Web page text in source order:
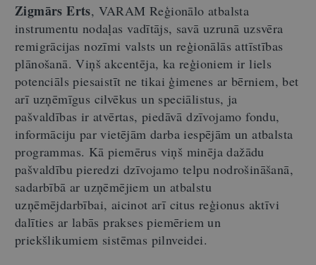
Zigmārs Erts, VARAM Reģionālo atbalsta
instrumentu nodaļas vadītājs, savā uzrunā uzsvēra
remigrācijas nozīmi valsts un reģionālās attīstības
plānošanā. Viņš akcentēja, ka reģioniem ir liels
potenciāls piesaistīt ne tikai ģimenes ar bērniem, bet
arī uzņēmīgus cilvēkus un speciālistus, ja
pašvaldības ir atvērtas, piedāvā dzīvojamo fondu,
informāciju par vietējām darba iespējām un atbalsta
programmas. Kā piemērus viņš minēja dažādu
pašvaldību pieredzi dzīvojamo telpu nodrošināšanā,
sadarbībā ar uzņēmējiem un atbalstu
uzņēmējdarbībai, aicinot arī citus reģionus aktīvi
dalīties ar labās prakses piemēriem un
priekšlikumiem sistēmas pilnveidei.